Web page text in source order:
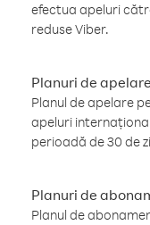
efectua apeluri
reduse Viber.
Planuri de
Planul de apelare
apeluri
perioadă de 30 de
Planuri de
Planul de